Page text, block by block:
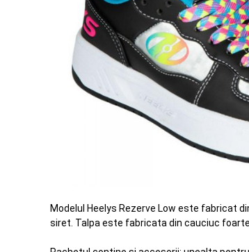
Modelul Heelys Rezerve Low este fabricat
siret. Talpa este fabricata din cauciuc